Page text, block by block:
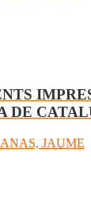
DE
JAUME